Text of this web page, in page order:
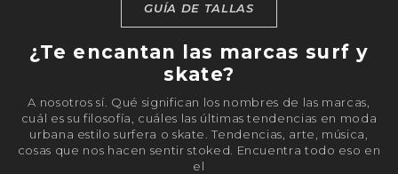
GUÍA DE TALLAS
¿Te encantan las marcas surf y
skate?
A nosotros sí. Qué significan los nombres de las marcas,
cuál es su filosofía, cuáles las últimas tendencias en moda
urbana estilo surfera o skate. Tendencias, arte, música,
cosas que nos hacen sentir stoked. Encuentra todo eso en
el